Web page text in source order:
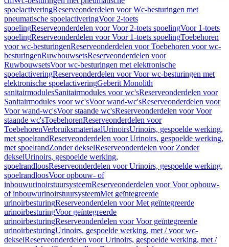
spoelactiveringReserveonderdelen voor Wc-besturingen met
pneumatische spoelactiveringVoor 2-toets
spoelingReserveonderdelen voor Voor 2-toets spoelingVoor 1-toets
spoelingReserveonderdelen voor Voor 1-toets spoelingToebehoren
voor wc-besturingenReserveonderdelen voor Toebehoren voor wc-
besturingenRuwbouwsetsReserveonderdelen voor
RuwbouwsetsVoor wc-besturingen met elektronische
spoelactiveringReserveonderdelen voor Voor wc-besturingen met
elektronische spoelactiveringGeberit Monolith
sanitairmodulesSanitairmodules voor wc'sReserveonderdelen voor
Sanitairmodules voor wc'sVoor wand-wc'sReserveonderdelen voor
Voor wand-wc'sVoor staande wc'sReserveonderdelen voor Voor
staande wc'sToebehorenReserveonderdelen voor
ToebehorenVerbruiksmateriaalUrinoirsUrinoirs, gespoelde werking,
met spoelrandReserveonderdelen voor Urinoirs, gespoelde werking,
met spoelrandZonder dekselReserveonderdelen voor Zonder
dekselUrinoirs, gespoelde werking,
spoelrandloosReserveonderdelen voor Urinoirs, gespoelde werking,
spoelrandloosVoor opbouw- of
inbouwurinoirstuursysteemReserveonderdelen voor Voor opbouw-
of inbouwurinoirstuursysteemMet geïntegreerde
urinoirbesturingReserveonderdelen voor Met geïntegreerde
urinoirbesturingVoor geïntegreerde
urinoirbesturingReserveonderdelen voor Voor geïntegreerde
urinoirbesturingUrinoirs, gespoelde werking, met / voor wc-
dekselReserveonderdelen voor Urinoirs, gespoelde werking, met /